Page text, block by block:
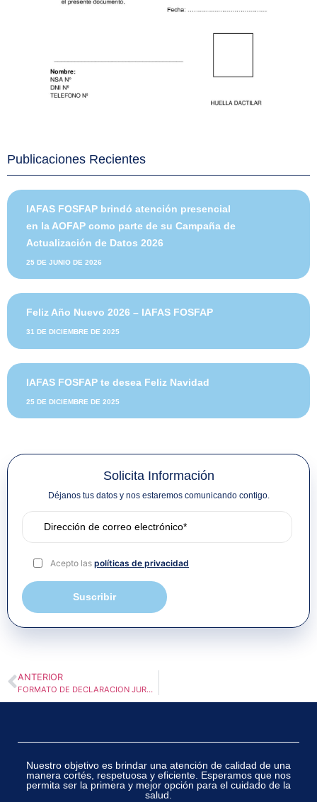
Publicaciones Recientes
IAFAS FOSFAP brindó atención presencial
en la AOFAP como parte de su Campaña de
Actualización de Datos 2026
25 DE JUNIO DE 2026
Feliz Año Nuevo 2026 – IAFAS FOSFAP
31 DE DICIEMBRE DE 2025
IAFAS FOSFAP te desea Feliz Navidad
25 DE DICIEMBRE DE 2025
Solicita Información
Déjanos tus datos y nos estaremos comunicando contigo.
Acepto las políticas de privacidad
ANTERIOR
FORMATO DE DECLARACION JURADA PLAN COMPLEMENTARIO ONCOLÓGICO
Nuestro objetivo es brindar una atención de calidad de una
manera cortés, respetuosa y eficiente. Esperamos que nos
permita ser la primera y mejor opción para el cuidado de la
salud.